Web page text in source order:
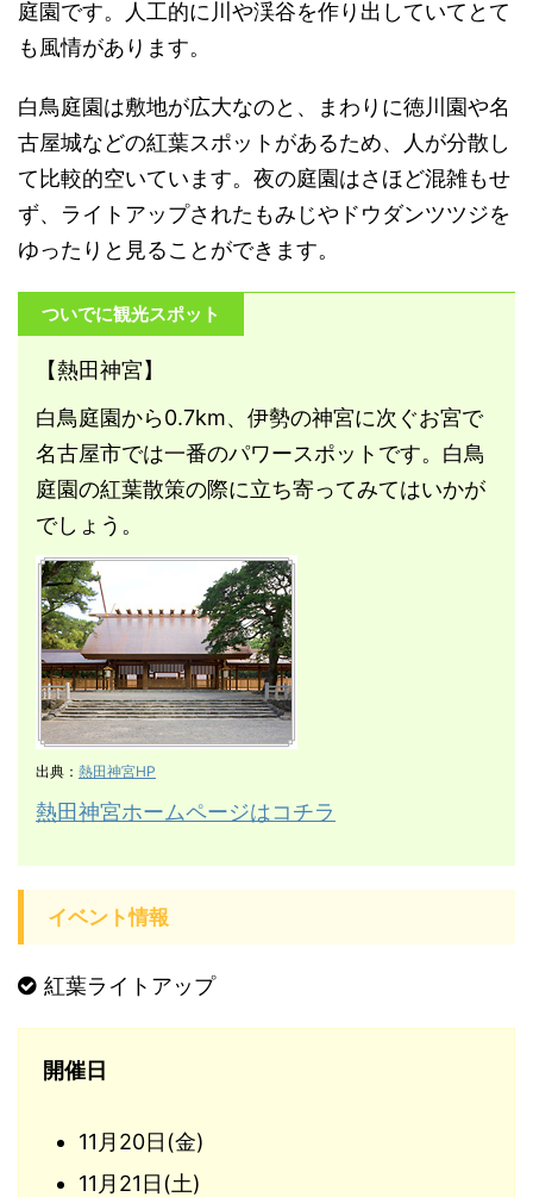
庭園です。人工的に川や渓谷を作り出していてとて
も風情があります。
白鳥庭園は敷地が広大なのと、まわりに徳川園や名
古屋城などの紅葉スポットがあるため、人が分散し
て比較的空いています。夜の庭園はさほど混雑もせ
ず、ライトアップされたもみじやドウダンツツジを
ゆったりと見ることができます。
ついでに観光スポット
【熱田神宮】
白鳥庭園から0.7km、伊勢の神宮に次ぐお宮で
名古屋市では一番のパワースポットです。白鳥
庭園の紅葉散策の際に立ち寄ってみてはいかが
でしょう。
出典： 熱田神宮HP
熱田神宮ホームページはコチラ
イベント情報
紅葉ライトアップ
開催日
11月20日(金)
11月21日(土)